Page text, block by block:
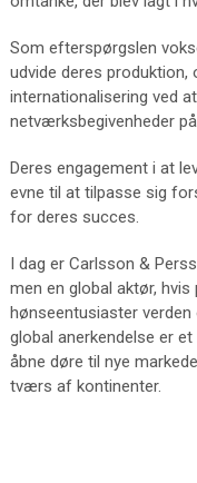
Som efterspørgslen
udvide deres
internationalisering ved
netværksbegivenheder
Deres engagement i at
evne til at tilpasse sig
for deres succes.
I dag er Carlsson &
men en global aktør,
hønseentusiaster
global anerkendelse er
åbne døre til nye
tværs af kontinenter.